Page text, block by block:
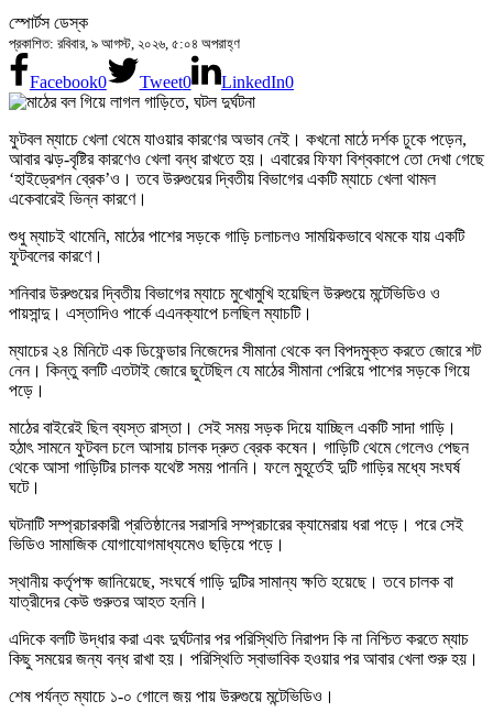
স্পোর্টস ডেস্ক
প্রকাশিত: রবিবার, ৯ আগস্ট, ২০২৬, ৫:০৪ অপরাহ্ণ
Facebook0 Tweet0 LinkedIn0
ফুটবল ম্যাচে খেলা থেমে যাওয়ার কারণের অভাব নেই। কখনো মাঠে দর্শক ঢুকে পড়েন,
আবার ঝড়-বৃষ্টির কারণেও খেলা বন্ধ রাখতে হয়। এবারের ফিফা বিশ্বকাপে তো দেখা গেছে
‘হাইড্রেশন ব্রেক’ও। তবে উরুগুয়ের দ্বিতীয় বিভাগের একটি ম্যাচে খেলা থামল
একেবারেই ভিন্ন কারণে।
শুধু ম্যাচই থামেনি, মাঠের পাশের সড়কে গাড়ি চলাচলও সাময়িকভাবে থমকে যায় একটি
ফুটবলের কারণে।
শনিবার উরুগুয়ের দ্বিতীয় বিভাগের ম্যাচে মুখোমুখি হয়েছিল উরুগুয়ে মন্টেভিডিও ও
পায়সান্দু। এস্তাদিও পার্কে এএনক্যাপে চলছিল ম্যাচটি।
ম্যাচের ২৪ মিনিটে এক ডিফেন্ডার নিজেদের সীমানা থেকে বল বিপদমুক্ত করতে জোরে শট
নেন। কিন্তু বলটি এতটাই জোরে ছুটেছিল যে মাঠের সীমানা পেরিয়ে পাশের সড়কে গিয়ে
পড়ে।
মাঠের বাইরেই ছিল ব্যস্ত রাস্তা। সেই সময় সড়ক দিয়ে যাচ্ছিল একটি সাদা গাড়ি।
হঠাৎ সামনে ফুটবল চলে আসায় চালক দ্রুত ব্রেক কষেন। গাড়িটি থেমে গেলেও পেছন
থেকে আসা গাড়িটির চালক যথেষ্ট সময় পাননি। ফলে মুহূর্তেই দুটি গাড়ির মধ্যে সংঘর্ষ
ঘটে।
ঘটনাটি সম্প্রচারকারী প্রতিষ্ঠানের সরাসরি সম্প্রচারের ক্যামেরায় ধরা পড়ে। পরে সেই
ভিডিও সামাজিক যোগাযোগমাধ্যমেও ছড়িয়ে পড়ে।
স্থানীয় কর্তৃপক্ষ জানিয়েছে, সংঘর্ষে গাড়ি দুটির সামান্য ক্ষতি হয়েছে। তবে চালক বা
যাত্রীদের কেউ গুরুতর আহত হননি।
এদিকে বলটি উদ্ধার করা এবং দুর্ঘটনার পর পরিস্থিতি নিরাপদ কি না নিশ্চিত করতে ম্যাচ
কিছু সময়ের জন্য বন্ধ রাখা হয়। পরিস্থিতি স্বাভাবিক হওয়ার পর আবার খেলা শুরু হয়।
শেষ পর্যন্ত ম্যাচে ১-০ গোলে জয় পায় উরুগুয়ে মন্টেভিডিও।